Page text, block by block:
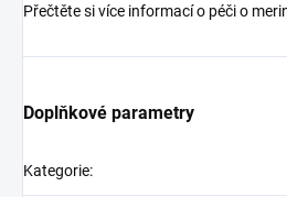
Přečtěte si více informací o péči o
Doplňkové parametry
Kategorie: